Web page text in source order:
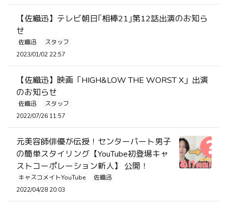
【佐織迅】テレビ朝日｢相棒21｣第12話出演のお知ら
せ
佐織迅
スタッフ
2023/01/02 22:57
【佐織迅】映画「HIGH&LOW THE WORST X」出演
のお知らせ
佐織迅
スタッフ
2022/07/26 11:57
元美容師俳優が伝授！センターパート男子
の簡単スタイリング【YouTube初登場キャ
ストコーポレーション新人】 公開！
キャスコメイトYouTube
佐織迅
2022/04/28 20:03